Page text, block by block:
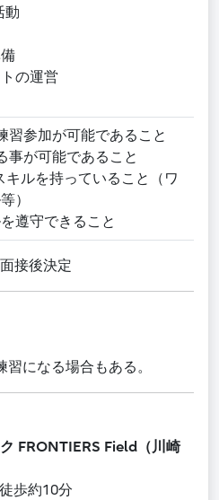
動
の運営
習参加が可能であること
事が可能であること
キルを持っていること（ワ
）
遵守できること
接後決定
になる場合もある。
FRONTIERS Field（川崎
歩約10分